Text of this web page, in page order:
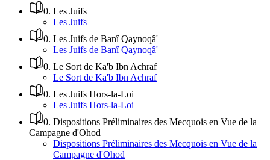
0. Les Juifs
Les Juifs
0. Les Juifs de Banî Qaynoqâ'
Les Juifs de Banî Qaynoqâ'
0. Le Sort de Ka'b Ibn Achraf
Le Sort de Ka'b Ibn Achraf
0. Les Juifs Hors-la-Loi
Les Juifs Hors-la-Loi
0. Dispositions Préliminaires des Mecquois en Vue de la
Campagne d'Ohod
Dispositions Préliminaires des Mecquois en Vue de la
Campagne d'Ohod